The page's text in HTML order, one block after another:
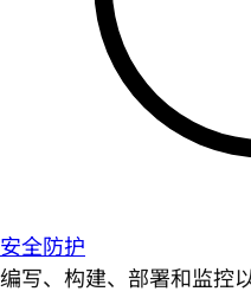
安全防护
编写、构建、部署和监控